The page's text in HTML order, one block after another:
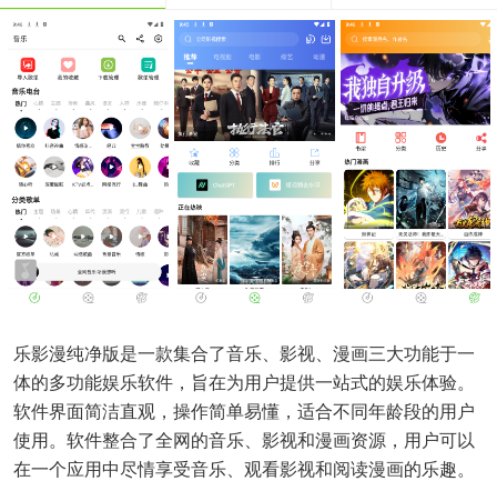
乐影漫纯净版是一款集合了音乐、影视、漫画三大功能于一
体的多功能娱乐软件，旨在为用户提供一站式的娱乐体验。
软件界面简洁直观，操作简单易懂，适合不同年龄段的用户
使用。软件整合了全网的音乐、影视和漫画资源，用户可以
在一个应用中尽情享受音乐、观看影视和阅读漫画的乐趣。